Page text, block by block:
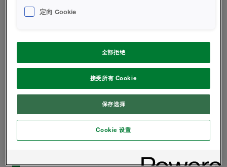
喷塑泡沫芯密度： ≥35kg/m³
产品详情
建筑外墙用聚氨酯喷涂体系 - B1级产品
建筑外墙用喷涂聚氨酯保温材料适合在各类建筑外
定向 Cookie
全部拒绝
接受所有 Cookie
保存选择
Cookie 设置